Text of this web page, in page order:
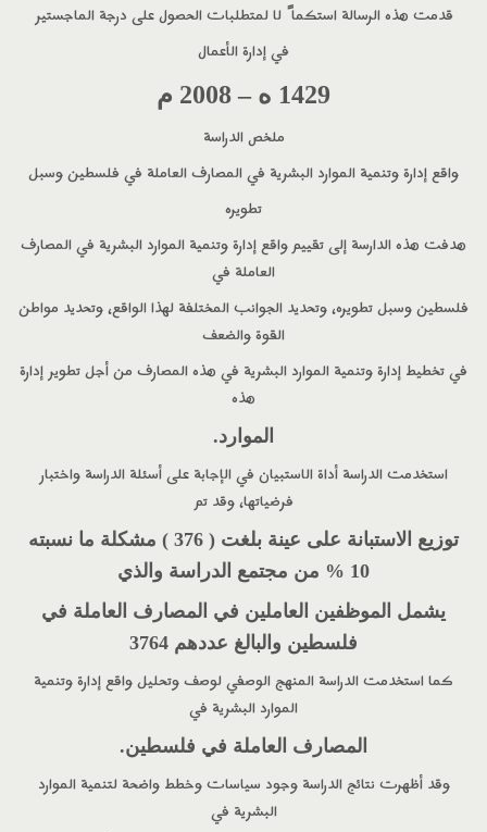
قدمت هذه الرسالة استكما ً لا لمتطلبات الحصول على درجة الماجستير
في إدارة الأعمال
1429 ه–
2008 م
ملخص الدراسة
واقع إدارة وتنمية الموارد البشرية في المصارف العاملة في فلسطين وسبل
تطويره
هدفت هذه الدارسة إلى تقييم واقع إدارة وتنمية الموارد البشرية في المصارف
العاملة في
فلسطين وسبل تطويره، وتحديد الجوانب المختلفة لهذا الواقع، وتحديد مواطن
القوة والضعف
في تخطيط إدارة وتنمية الموارد البشرية في هذه المصارف من أجل تطوير إدارة
هذه
الموارد.
استخدمت الدراسة أداة الاستبيان في الإجابة على أسئلة الدراسة واختبار
فرضياتها، وقد تم
توزيع الاستبانة على عينة بلغت (
376
) مشكلة ما نسبته
10
% من مجتمع الدراسة والذي
يشمل الموظفين العاملين في المصارف العاملة في
فلسطين والبالغ عددهم 3764
كما استخدمت الدراسة المنهج الوصفي لوصف وتحليل واقع إدارة وتنمية
الموارد البشرية في
المصارف العاملة في فلسطين.
وقد أظهرت نتائج الدراسة وجود سياسات وخطط واضحة لتنمية الموارد
البشرية في